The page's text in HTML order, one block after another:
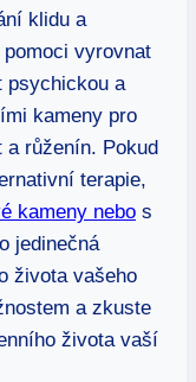
klidu a
vyrovnat
psychickou a
kameny pro
a růženín. Pokud
terapie,
kameny nebo s
jedinečná
života vašeho
a zkuste
života vaší